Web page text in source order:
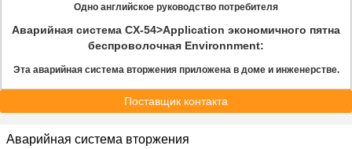
Одно английское руководство потребителя
Аварийная система CX-54>Application экономичного пятна
беспроволочная Environnment:
Эта аварийная система вторжения приложена в доме и инженерстве.
Поставщик контакта
Аварийная система вторжения